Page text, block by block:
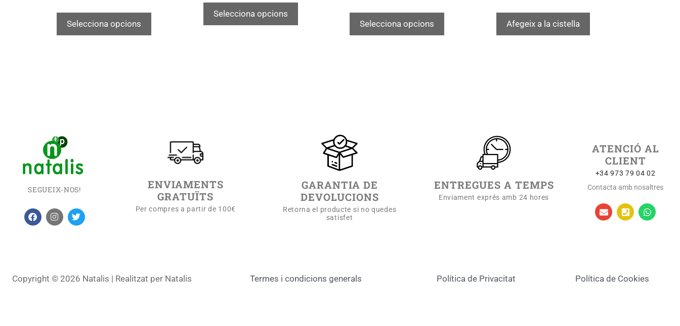
Selecciona opcions
Selecciona opcions
Selecciona opcions Afegeix a la cistella
SEGUEIX-NOS!
ENVIAMENTS
GRATUÏTS
Per compres a partir de 100€
GARANTIA DE
DEVOLUCIONS
Retorna el producte si no quedes
satisfet
ENTREGUES A TEMPS
Enviament exprés amb 24 hores
ATENCIÓ AL
CLIENT
+34 973 79 04 02
Contacta amb nosaltres
Copyright © 2026 Natalis | Realitzat per Natalis Termes i condicions generals Política de Privacitat Política de Cookies